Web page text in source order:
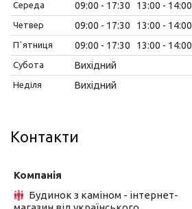
Середа 09:00 17:30 13:00 14:00
Четвер 09:00 17:30 13:00 14:00
Пʼятниця 09:00 17:30 13:00 14:00
Субота Вихідний
Неділя Вихідний
Контакти
Будинок з каміном - інтернет-